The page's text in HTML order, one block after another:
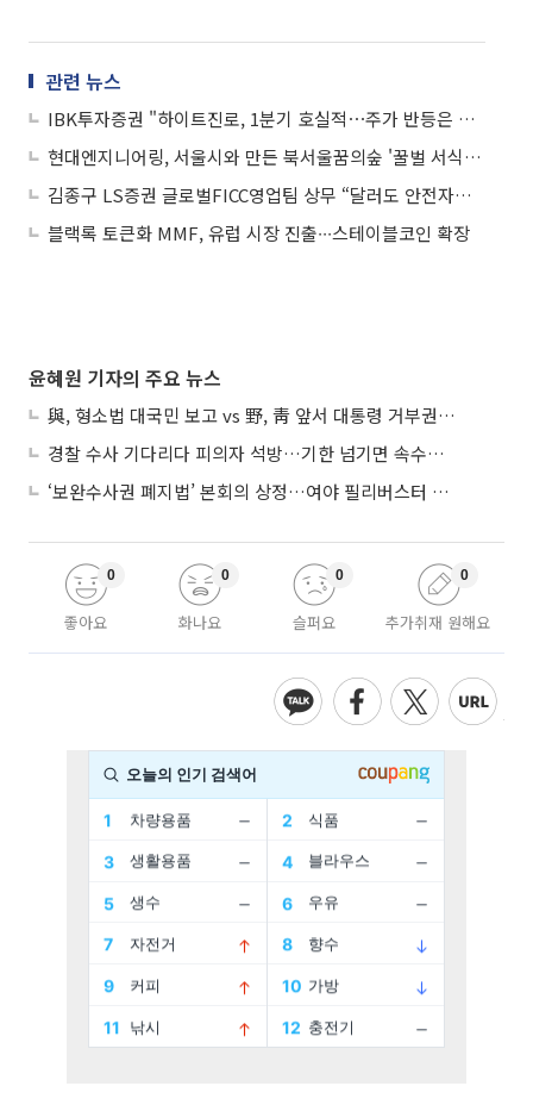
관련 뉴스
IBK투자증권 "하이트진로, 1분기 호실적⋯주가 반등은 업황 회복 관건"
현대엔지니어링, 서울시와 만든 북서울꿈의숲 '꿀벌 서식지' 개장
김종구 LS증권 글로벌FICC영업팀 상무 “달러도 안전자산 아니야…글로벌 채권 투자로 변동성 극복”
블랙록 토큰화 MMF, 유럽 시장 진출∙∙∙스테이블코인 확장
윤혜원 기자의 주요 뉴스
與, 형소법 대국민 보고 vs 野, 靑 앞서 대통령 거부권 촉구
경찰 수사 기다리다 피의자 석방…기한 넘기면 속수무책
‘보완수사권 폐지법’ 본회의 상정…여야 필리버스터 대치
좋아요
0
화나요
0
슬퍼요
0
추가취재 원해요
0